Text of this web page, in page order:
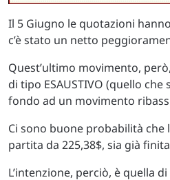
Il 5 Giugno le quotazioni
c’è stato un netto
Quest’ultimo movimento,
di tipo ESAUSTIVO (quello
fondo ad un movimento
Ci sono buone probabilità che
partita da 225,38$, sia già
L’intenzione, perciò, è quella